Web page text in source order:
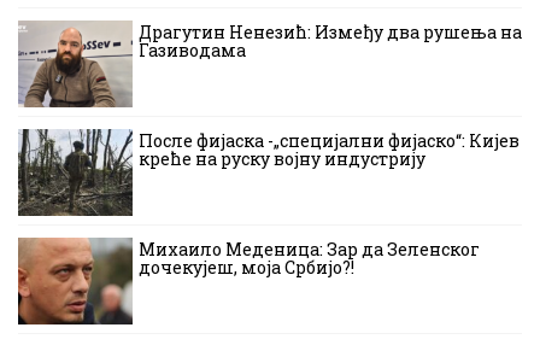
Драгутин Ненезић: Између два рушења на
Газиводама
После фијаска -„специјални фијаско“: Кијев
креће на руску војну индустрију
Михаило Меденица: Зар да Зеленског
дочекујеш, моја Србијо?!